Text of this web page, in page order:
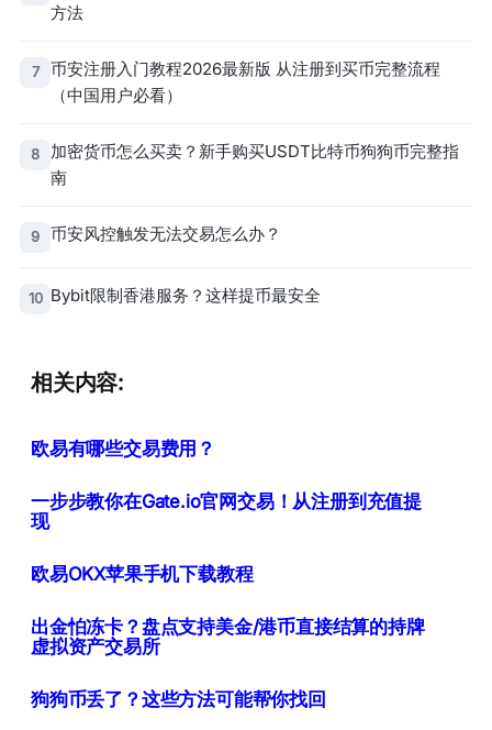
方法
7
币安注册入门教程2026最新版 从注册到买币完整流程
（中国用户必看）
8
加密货币怎么买卖？新手购买USDT比特币狗狗币完整指
南
9 币安风控触发无法交易怎么办？
10 Bybit限制香港服务？这样提币最安全
相关内容:
欧易有哪些交易费用？
一步步教你在Gate.io官网交易！从注册到充值提
现
欧易OKX苹果手机下载教程
出金怕冻卡？盘点支持美金/港币直接结算的持牌
虚拟资产交易所
狗狗币丢了？这些方法可能帮你找回